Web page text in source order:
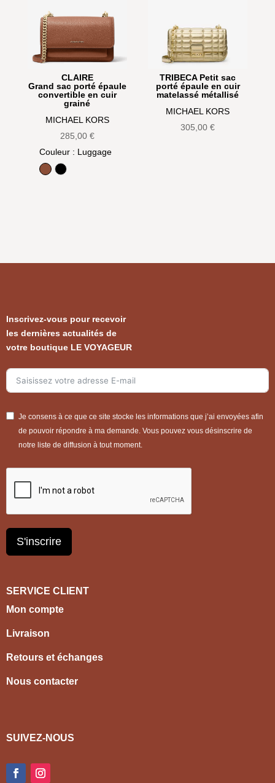
CLAIRE
Grand sac porté épaule
convertible en cuir
grainé
MICHAEL KORS
285,00 €
Couleur : Luggage
Luggage
Noir
TRIBECA Petit sac
porté épaule en cuir
matelassé métallisé
MICHAEL KORS
305,00€
Inscrivez-vous pour recevoir
les dernières actualités de
votre boutique LE VOYAGEUR
Je consens à ce que ce site stocke les informations que j’ai envoyées afin
de pouvoir répondre à ma demande. Vous pouvez vous désinscrire de
notre liste de diffusion à tout moment.
S'inscrire
SERVICE CLIENT
Mon compte
Livraison
Retours et échanges
Nous contacter
SUIVEZ-NOUS